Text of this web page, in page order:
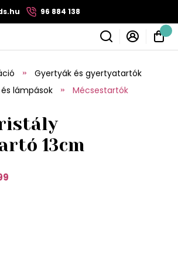
96 884 138
Gyertyák és gyertyatartók
lámpások
Mécsestartók
13cm